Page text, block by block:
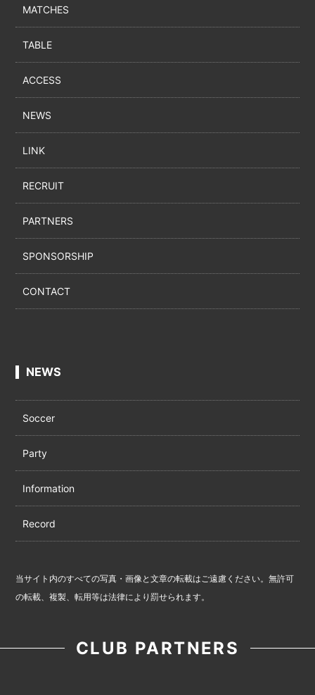
MATCHES
TABLE
ACCESS
NEWS
LINK
RECRUIT
PARTNERS
SPONSORSHIP
CONTACT
NEWS
Soccer
Party
Information
Record
当サイト内のすべての写真・画像と文章の転載はご遠慮ください。無許可
の転載、複製、転用等は法律により罰せられます。
CLUB PARTNERS